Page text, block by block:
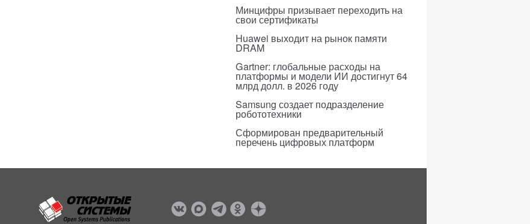
Минцифры призывает переходить на
свои сертификаты
Huawei выходит на рынок памяти
DRAM
Gartner: глобальные расходы на
платформы и модели ИИ достигнут 64
млрд долл. в 2026 году
Samsung создает подразделение
робототехники
Сформирован предварительный
перечень цифровых платформ